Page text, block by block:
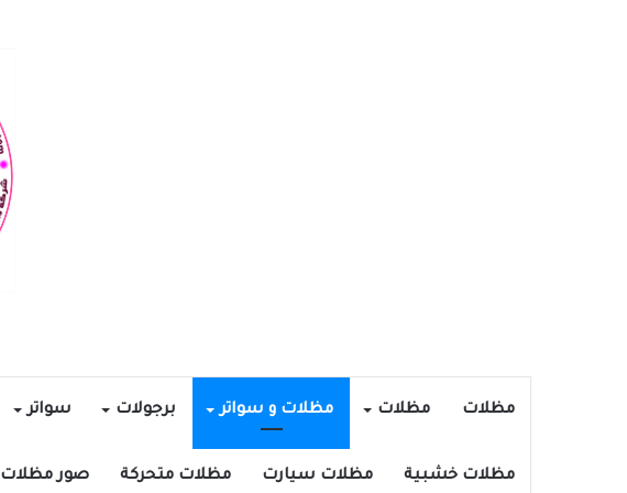
مظلات مظلات مظلات و سواتر برجولات سواتر
مظلات خشبية مظلات سيارت مظلات متحركة صور مظلات